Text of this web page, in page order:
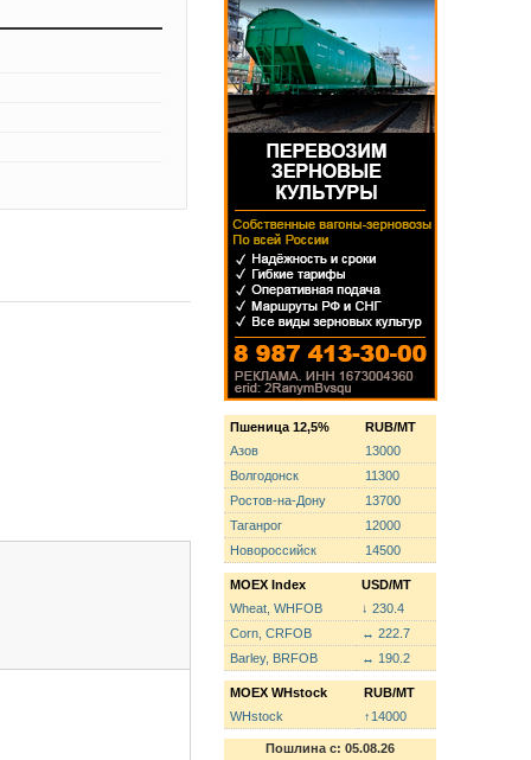
Пшеница 12,5%
RUB/MT
Азов
13000
Волгодонск
11300
Ростов-на-Дону
13700
Таганрог
12000
Новороссийск
14500
MOEX Index
USD/MT
Wheat, WHFOB
↓ 230.4
Corn, CRFOB
↔ 222.7
Barley, BRFOB
↔ 190.2
MOEX WHstock
RUB/MT
WHstock
↑14000
Пошлина с: 05.08.26